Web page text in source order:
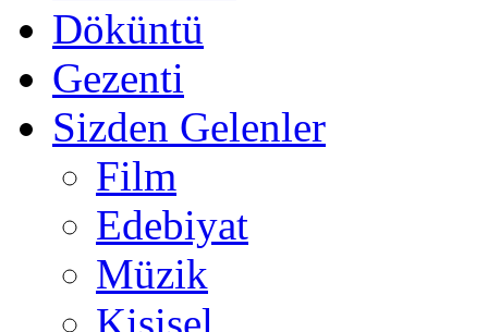
Döküntü
Gezenti
Sizden Gelenler
Film
Edebiyat
Müzik
Kişisel